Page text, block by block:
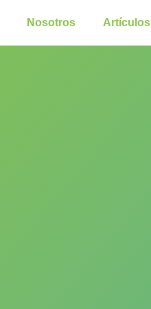
Nosotros Artículos